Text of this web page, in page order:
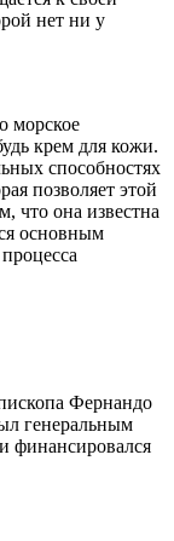
нет ни у
морское
крем для кожи.
способностях
позволяет этой
что она известна
основным
Фернандо
генеральным
финансировался